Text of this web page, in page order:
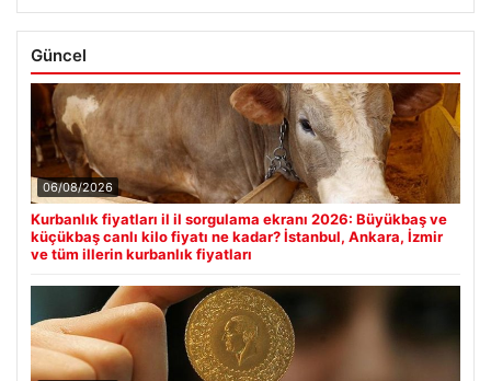
Güncel
06/08/2026
Kurbanlık fiyatları il il sorgulama ekranı 2026: Büyükbaş ve
küçükbaş canlı kilo fiyatı ne kadar? İstanbul, Ankara, İzmir
ve tüm illerin kurbanlık fiyatları